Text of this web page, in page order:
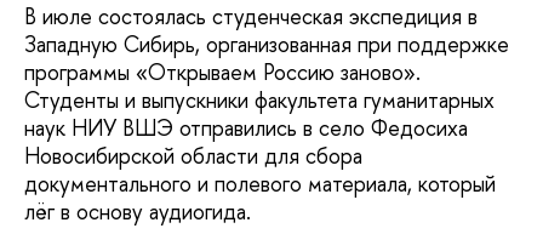
В июле состоялась студенческая экспедиция в
Западную Сибирь, организованная при поддержке
программы «Открываем Россию заново».
Студенты и выпускники факультета гуманитарных
наук НИУ ВШЭ отправились в село Федосиха
Новосибирской области для сбора
документального и полевого материала, который
лёг в основу аудиогида.